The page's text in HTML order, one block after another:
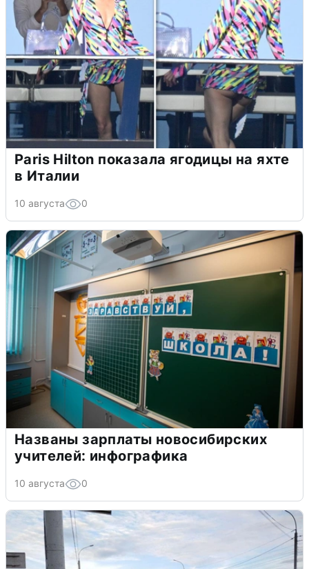
Paris Hilton показала ягодицы на яхте
в Италии
10 августа 0
Названы зарплаты новосибирских
учителей: инфографика
10 августа 0